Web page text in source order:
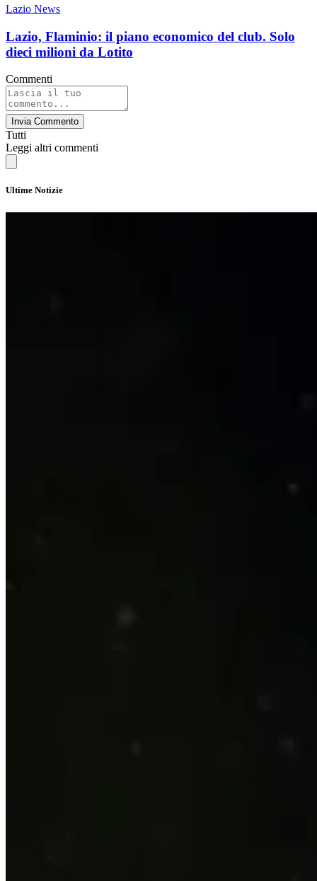
Lazio News
Lazio, Flaminio: il piano economico del club. Solo
dieci milioni da Lotito
Commenti
Invia Commento
Tutti
Leggi altri commenti
Ultime Notizie